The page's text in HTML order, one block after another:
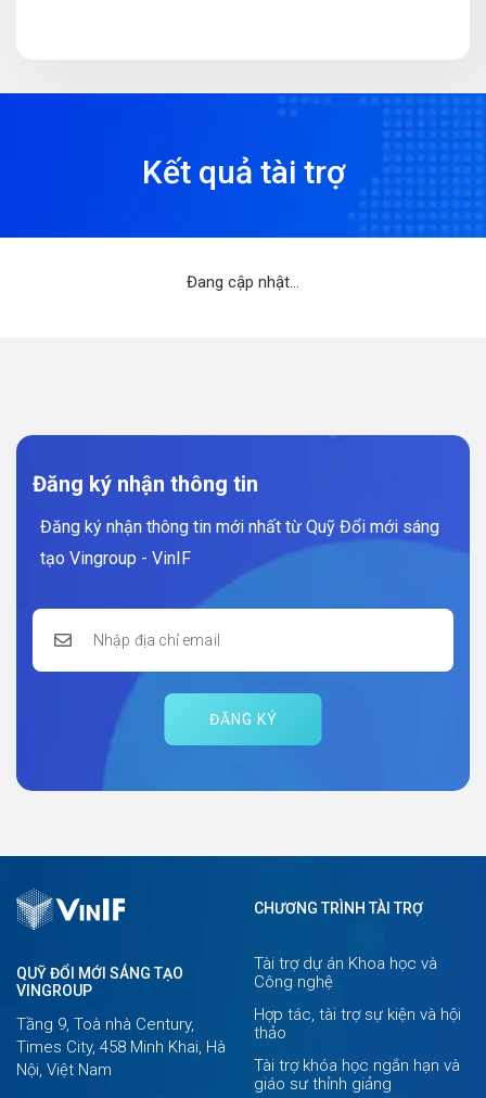
Kết quả tài trợ
Đang cập nhật...
Đăng ký nhận thông tin
Đăng ký nhận thông tin mới nhất từ Quỹ Đổi mới sáng
tạo Vingroup - VinIF
ĐĂNG KÝ
QUỸ ĐỔI MỚI SÁNG TẠO
VINGROUP
Tầng 9, Toà nhà Century,
Times City, 458 Minh Khai, Hà
Nội, Việt Nam
CHƯƠNG TRÌNH TÀI TRỢ
Tài trợ dự án Khoa học và
Công nghệ
Hợp tác, tài trợ sự kiện và hội
thảo
Tài trợ khóa học ngắn hạn và
giáo sư thỉnh giảng